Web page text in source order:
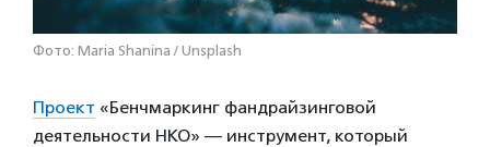
Фото: Maria Shanina / Unsplash
Проект «Бенчмаркинг фандрайзинговой
деятельности НКО» — инструмент, который